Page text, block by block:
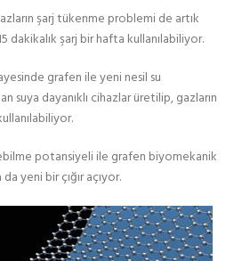
şarj tükenme problemi de artık
şarj bir hafta kullanılabiliyor.
grafen ile yeni nesil su
suya dayanıklı cihazlar üretilip, gazların
potansiyeli ile grafen biyomekanik
yeni bir çığır açıyor.